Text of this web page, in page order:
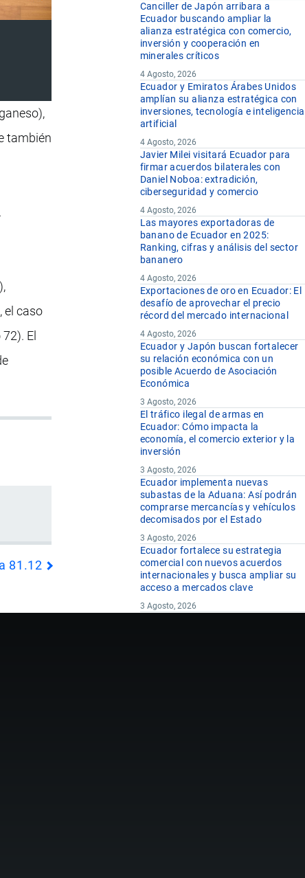
también
el caso
El
81.12
Canciller de Japón arribara a
Ecuador buscando ampliar la
alianza estratégica con comercio,
inversión y cooperación en
minerales críticos
4 Agosto, 2026
Ecuador y Emiratos Árabes Unidos
amplían su alianza estratégica con
inversiones, tecnología e inteligencia
artificial
4 Agosto, 2026
Javier Milei visitará Ecuador para
firmar acuerdos bilaterales con
Daniel Noboa: extradición,
ciberseguridad y comercio
4 Agosto, 2026
Las mayores exportadoras de
banano de Ecuador en 2025:
Ranking, cifras y análisis del sector
bananero
4 Agosto, 2026
Exportaciones de oro en Ecuador: El
desafío de aprovechar el precio
récord del mercado internacional
4 Agosto, 2026
Ecuador y Japón buscan fortalecer
su relación económica con un
posible Acuerdo de Asociación
Económica
3 Agosto, 2026
El tráfico ilegal de armas en
Ecuador: Cómo impacta la
economía, el comercio exterior y la
inversión
3 Agosto, 2026
Ecuador implementa nuevas
subastas de la Aduana: Así podrán
comprarse mercancías y vehículos
decomisados por el Estado
3 Agosto, 2026
Ecuador fortalece su estrategia
comercial con nuevos acuerdos
internacionales y busca ampliar su
acceso a mercados clave
3 Agosto, 2026